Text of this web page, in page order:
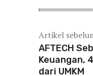
Artikel
AFTECH
Keuangan,
dari UMKM